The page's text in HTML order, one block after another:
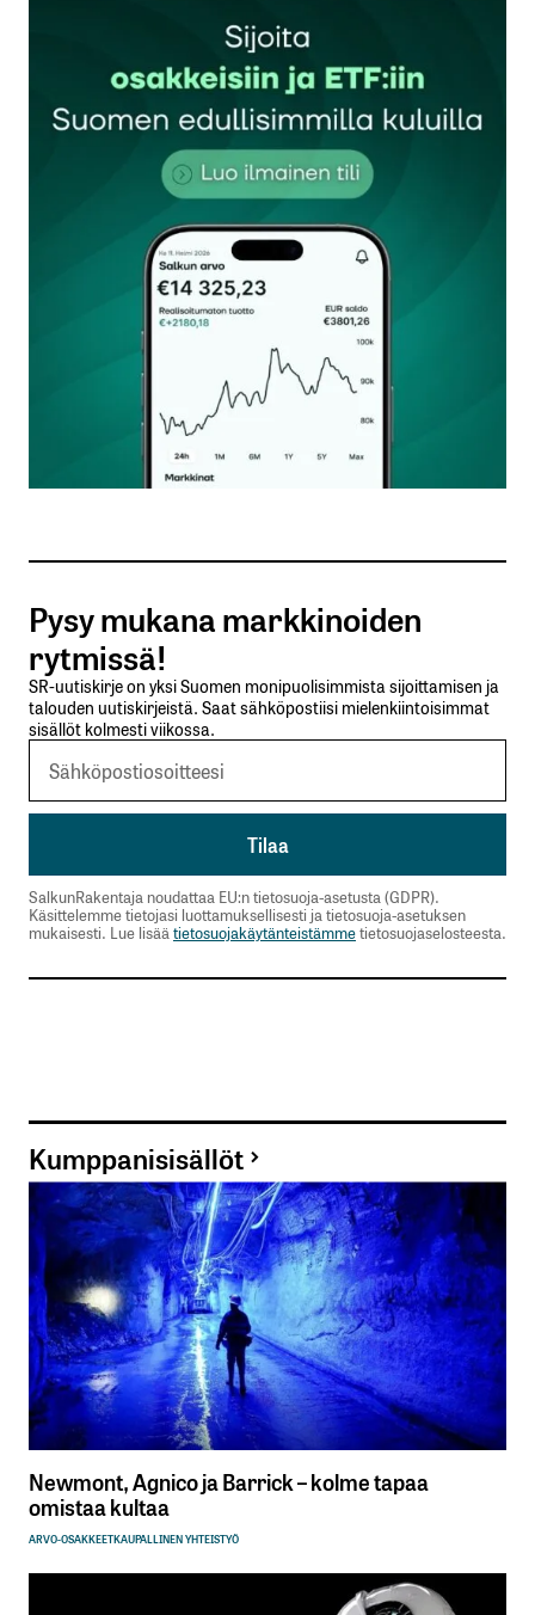
Sähköpostiosoitettasi ei julkaista.Pakolliset
kentät on merkitty*
Kommentti*
Nimesi tai nimimerkkisi
Sähköpostiosoitteesi
Tilaa SalkunRakentajan uutiskirje
Lähetä kommentti
Pysy mukana markkinoiden
rytmissä!
SR-uutiskirje on yksi Suomen monipuolisimmista sijoittamisen ja
talouden uutiskirjeistä. Saat sähköpostiisi mielenkiintoisimmat
sisällöt kolmesti viikossa.
SalkunRakentaja noudattaa EU:n tietosuoja-asetusta (GDPR).
Käsittelemme tietojasi luottamuksellisesti ja tietosuoja-asetuksen
mukaisesti. Lue lisäätietosuojakäytänteistämmetietosuojaselosteesta.
Kumppanisisällöt
Newmont, Agnico ja Barrick – kolme tapaa
omistaa kultaa
ARVO-OSAKKEETKAUPALLINEN YHTEISTYÖ